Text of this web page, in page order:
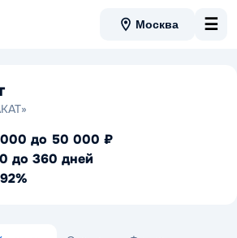
Москва ☰
000 до 50 000 ₽
до 360 дней